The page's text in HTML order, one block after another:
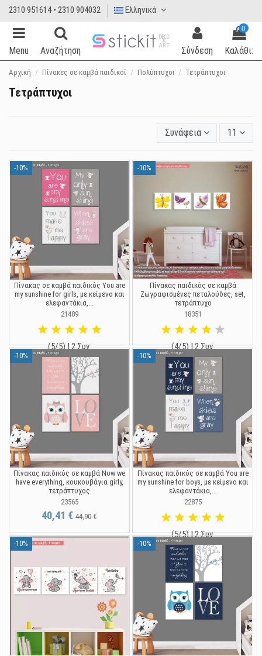
2310 951614 • 2310 904032 Ελληνικά
Menu Αναζήτηση Σύνδεση
0
Καλάθι:
Αρχική Πίνακες σε καμβά παιδικοί Πολύπτυχοι Τετράπτυχοι
Τετράπτυχοι
Συνάφεια 11
-10%
Πίνακας σε καμβά παιδικός You are
my sunshine for girls, με κείμενο και
ελεφαντάκια,...
21489
(5/5) | 2 Συν.
40,41 €44,90 €
-10%
Πίνακας παιδικός σε καμβά
Ζωγραφισμένες πεταλούδες, set,
τετράπτυχο
18351
(4/5) | 2 Συν.
40,41 €44,90 €
-10%
Πίνακας παιδικός σε καμβά Now we
have everything, κουκουβάγια girly,
τετράπτυχος
23565
40,41 € 44,90 €
-10%
Πίνακας παιδικός σε καμβά You are
my sunshine for boys, με κείμενο και
ελεφαντάκια,...
22875
(5/5) | 2 Συν.
40,41 €44,90 €
-10% -10%